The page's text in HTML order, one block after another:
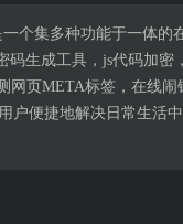
个集多种功能于一体的
码生成工具，js代码加密
网页META标签，在线闹
户便捷地解决日常生活